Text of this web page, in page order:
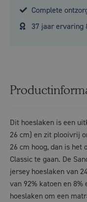
Complete
37 jaar ervaring
Dit hoeslaken is een
26 cm) en zit plooivrij
26 cm hoog, dan is het
Classic te gaan. De
jersey hoeslaken van
van 92% katoen en
hoeslaken om een